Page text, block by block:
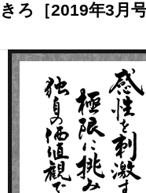
きろ［2019年3月号